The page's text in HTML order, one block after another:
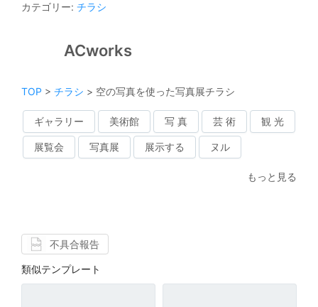
カテゴリー: チラシ
ACworks
TOP > チラシ > 空の写真を使った写真展チラシ
ギャラリー 美術館 写 真 芸 術 観 光
展覧会 写真展 展示する ヌル
もっと見る
不具合報告
類似テンプレート